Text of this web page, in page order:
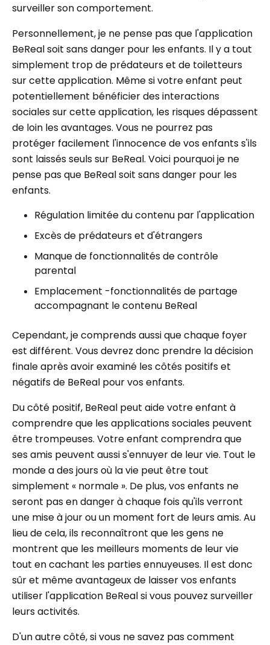
surveiller son comportement.
Personnellement, je ne pense pas que l'application
BeReal soit sans danger pour les enfants. Il y a tout
simplement trop de prédateurs et de toiletteurs
sur cette application. Même si votre enfant peut
potentiellement bénéficier des interactions
sociales sur cette application, les risques dépassent
de loin les avantages. Vous ne pourrez pas
protéger facilement l'innocence de vos enfants s'ils
sont laissés seuls sur BeReal. Voici pourquoi je ne
pense pas que BeReal soit sans danger pour les
enfants.
Régulation limitée du contenu par l'application
Excès de prédateurs et d'étrangers
Manque de fonctionnalités de contrôle
parental
Emplacement -fonctionnalités de partage
accompagnant le contenu BeReal
Cependant, je comprends aussi que chaque foyer
est différent. Vous devrez donc prendre la décision
finale après avoir examiné les côtés positifs et
négatifs de BeReal pour vos enfants.
Du côté positif, BeReal peut aide votre enfant à
comprendre que les applications sociales peuvent
être trompeuses. Votre enfant comprendra que
ses amis peuvent aussi s'ennuyer de leur vie. Tout le
monde a des jours où la vie peut être tout
simplement « normale ». De plus, vos enfants ne
seront pas en danger à chaque fois qu'ils verront
une mise à jour ou un moment fort de leurs amis. Au
lieu de cela, ils reconnaîtront que les gens ne
montrent que les meilleurs moments de leur vie
tout en cachant les parties ennuyeuses. Il est donc
sûr et même avantageux de laisser vos enfants
utiliser l'application BeReal si vous pouvez surveiller
leurs activités.
D'un autre côté, si vous ne savez pas comment